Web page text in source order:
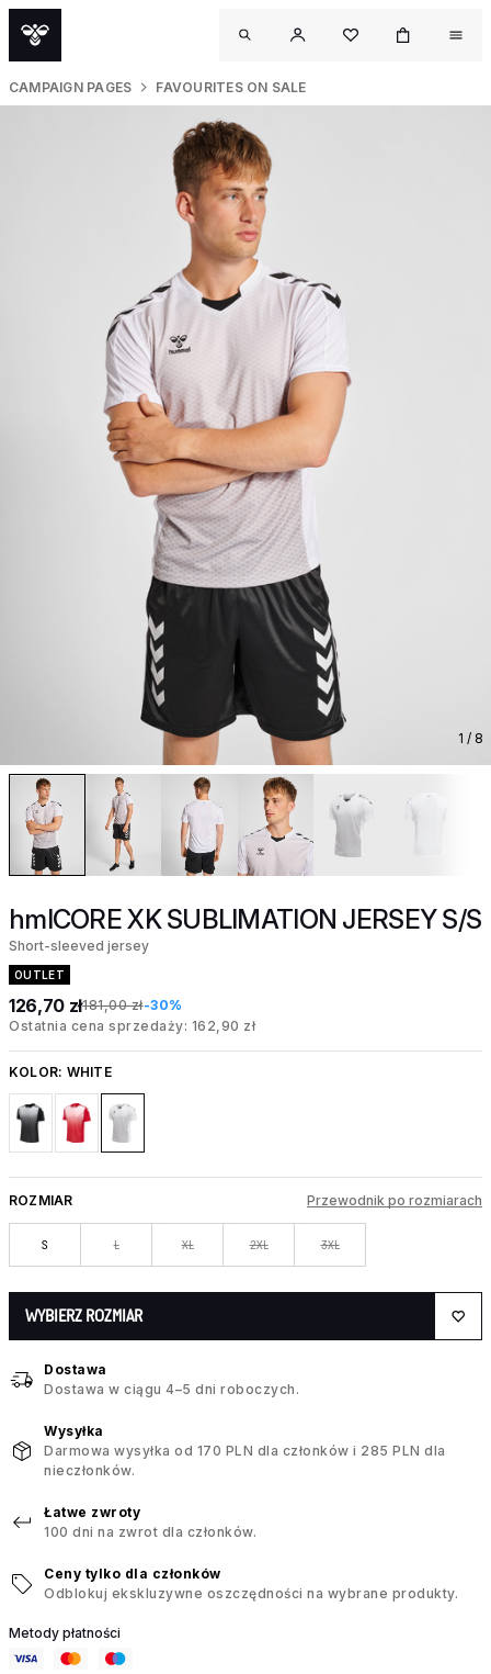
CAMPAIGN PAGES FAVOURITES ON SALE
1 / 8
hmlCORE XK SUBLIMATION JERSEY S/S
Short-sleeved jersey
OUTLET
126,70 zł181,00 zł-30%
Ostatnia cena sprzedaży: 162,90 zł
KOLOR: WHITE
ROZMIAR Przewodnik po rozmiarach
S L XL 2XL 3XL
WYBIERZ ROZMIAR
Dostawa
Dostawa w ciągu 4–5 dni roboczych.
Wysyłka
Darmowa wysyłka od 170 PLN dla członków i 285 PLN dla
nieczłonków.
Łatwe zwroty
100 dni na zwrot dla członków.
Ceny tylko dla członków
Odblokuj ekskluzywne oszczędności na wybrane produkty.
Metody płatności